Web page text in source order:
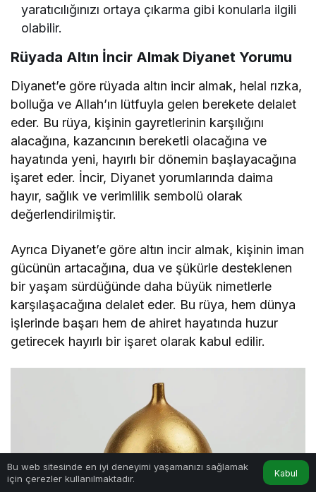
yaratıcılığınızı ortaya çıkarma gibi konularla ilgili
olabilir.
Rüyada Altın İncir Almak Diyanet Yorumu
Diyanet’e göre rüyada altın incir almak, helal rızka,
bolluğa ve Allah’ın lütfuyla gelen berekete delalet
eder. Bu rüya, kişinin gayretlerinin karşılığını
alacağına, kazancının bereketli olacağına ve
hayatında yeni, hayırlı bir dönemin başlayacağına
işaret eder. İncir, Diyanet yorumlarında daima
hayır, sağlık ve verimlilik sembolü olarak
değerlendirilmiştir.
Ayrıca Diyanet’e göre altın incir almak, kişinin iman
gücünün artacağına, dua ve şükürle desteklenen
bir yaşam sürdüğünde daha büyük nimetlerle
karşılaşacağına delalet eder. Bu rüya, hem dünya
işlerinde başarı hem de ahiret hayatında huzur
getirecek hayırlı bir işaret olarak kabul edilir.
Bu web sitesinde en iyi deneyimi yaşamanızı sağlamak
için çerezler kullanılmaktadır.
Kabul
Anasayfa Hesabım